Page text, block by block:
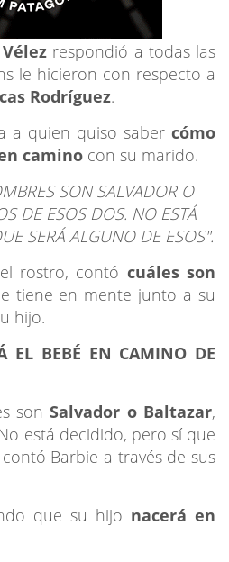
respondió a todas las
le hicieron con respecto a
Rodríguez.
a quien quiso saber cómo
camino con su marido.
SON SALVADOR O
DE ESOS DOS. NO ESTÁ
SERÁ ALGUNO DE ESOS".
rostro, contó cuáles son
tiene en mente junto a su
hijo.
EL BEBÉ EN CAMINO DE
sonSalvador o Baltazar,
está decidido, pero sí que
Barbie a través de sus
que su hijo nacerá en